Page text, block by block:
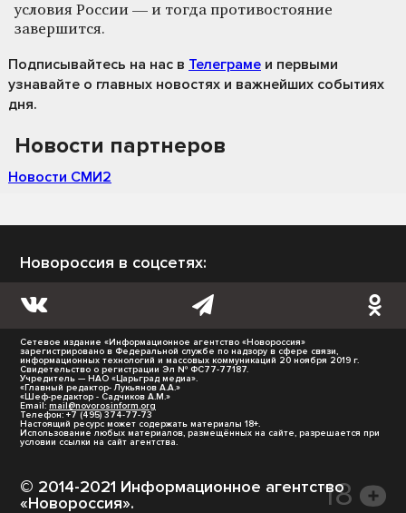
условия России — и тогда противостояние
завершится.
Подписывайтесь на нас в Телеграме и первыми
узнавайте о главных новостях и важнейших событиях
дня.
Новости партнеров
Новости СМИ2
Новороссия в соцсетях:
Сетевое издание «Информационное агентство «Новороссия»
зарегистрировано в Федеральной службе по надзору в сфере связи,
информационных технологий и массовых коммуникаций 20 ноября 2019 г.
Свидетельство о регистрации Эл № ФС77-77187.
Учредитель — НАО «Царьград медиа».
«Главный редактор- Лукьянов А.А.»
«Шеф-редактор - Садчиков А.М.»
Email: mail@novorosinform.org
Телефон: +7 (495) 374-77-73
Настоящий ресурс может содержать материалы 18+.
Использование любых материалов, размещённых на сайте, разрешается при
условии ссылки на сайт агентства.
© 2014-2021 Информационное агентство
«Новороссия».